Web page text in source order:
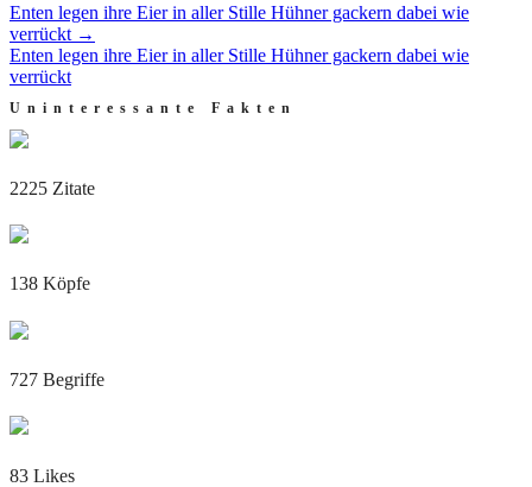
Enten legen ihre Eier in aller Stille Hühner gackern dabei wie
verrückt →
Enten legen ihre Eier in aller Stille Hühner gackern dabei wie
verrückt
Uninteressante Fakten
2225 Zitate
138 Köpfe
727 Begriffe
83 Likes